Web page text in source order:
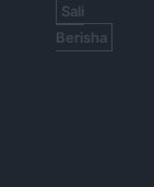
Sali
Berisha